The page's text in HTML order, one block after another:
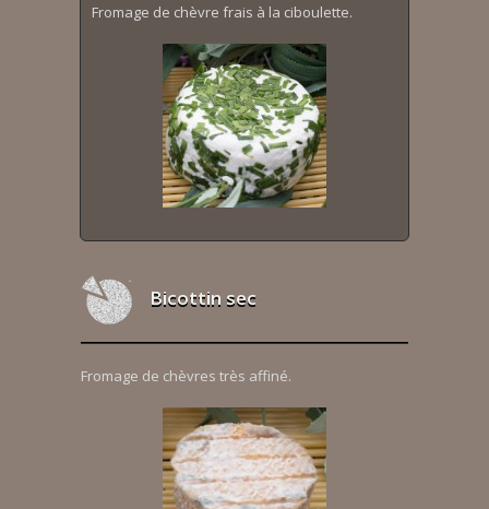
Fromage de chèvre frais à la ciboulette.
Bicottin sec
Fromage de chèvres très affiné.